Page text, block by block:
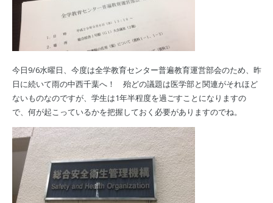
今日9/6水曜日、今度は全学教育センター普遍教育運営部会のため、昨
日に続いて雨の中西千葉へ！ 殆どの議題は医学部と関連がそれほど
ないものなのですが、学生は1年半程度を過ごすことになりますの
で、何が起こっているかを把握しておく必要がありますのでね。